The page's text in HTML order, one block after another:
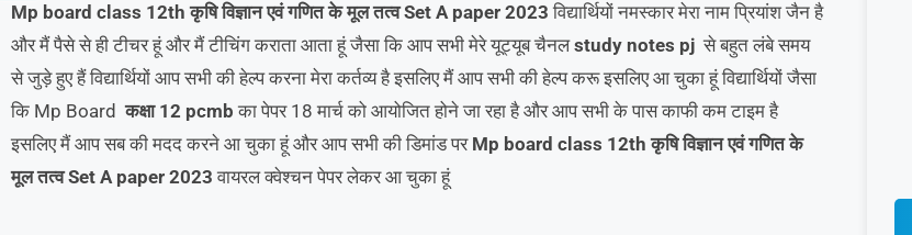
Mp board class 12th कृषि विज्ञान एवं गणित के मूल तत्व Set A paper 2023 विद्यार्थियों नमस्कार मेरा नाम प्रियांश जैन है
और मैं पैसे से ही टीचर हूं और मैं टीचिंग कराता आता हूं जैसा कि आप सभी मेरे यूट्यूब चैनलstudy notes pj से बहुत लंबे समय
से जुड़े हुए हैं विद्यार्थियों आप सभी की हेल्प करना मेरा कर्तव्य है इसलिए मैं आप सभी की हेल्प करू इसलिए आ चुका हूं विद्यार्थियों जैसा
कि Mp Boardकक्षा 12 pcmb का पेपर 18 मार्च को आयोजित होने जा रहा है और आप सभी के पास काफी कम टाइम है
इसलिए मैं आप सब की मदद करने आ चुका हूं और आप सभी की डिमांड परMp board class 12th कृषि विज्ञान एवं गणित के
मूल तत्व Set A paper 2023 वायरल क्वेश्चन पेपर लेकर आ चुका हूं